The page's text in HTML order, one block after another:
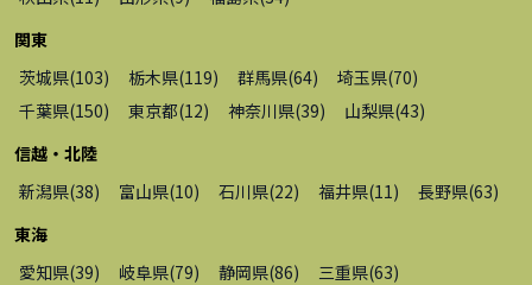
関東
茨城県(103) 栃木県(119) 群馬県(64) 埼玉県(70)
千葉県(150) 東京都(12) 神奈川県(39) 山梨県(43)
信越・北陸
新潟県(38) 富山県(10) 石川県(22) 福井県(11) 長野県(63)
東海
愛知県(39) 岐阜県(79) 静岡県(86) 三重県(63)